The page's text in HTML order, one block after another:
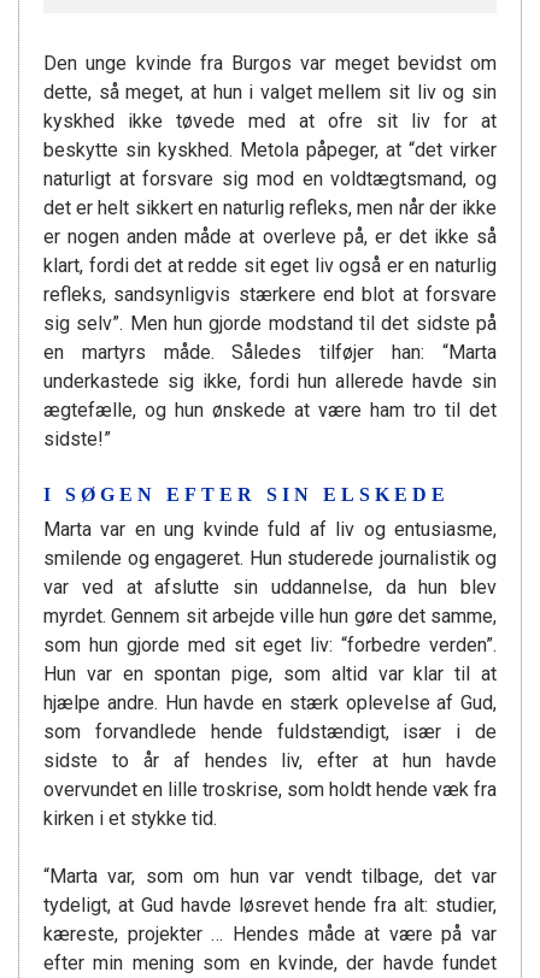
Den unge kvinde fra Burgos var meget bevidst om
dette, så meget, at hun i valget mellem sit liv og sin
kyskhed ikke tøvede med at ofre sit liv for at
beskytte sin kyskhed. Metola påpeger, at “det virker
naturligt at forsvare sig mod en voldtægtsmand, og
det er helt sikkert en naturlig refleks, men når der ikke
er nogen anden måde at overleve på, er det ikke så
klart, fordi det at redde sit eget liv også er en naturlig
refleks, sandsynligvis stærkere end blot at forsvare
sig selv”. Men hun gjorde modstand til det sidste på
en martyrs måde. Således tilføjer han: “Marta
underkastede sig ikke, fordi hun allerede havde sin
ægtefælle, og hun ønskede at være ham tro til det
sidste!”
I SØGEN EFTER SIN ELSKEDE
Marta var en ung kvinde fuld af liv og entusiasme,
smilende og engageret. Hun studerede journalistik og
var ved at afslutte sin uddannelse, da hun blev
myrdet. Gennem sit arbejde ville hun gøre det samme,
som hun gjorde med sit eget liv: “forbedre verden”.
Hun var en spontan pige, som altid var klar til at
hjælpe andre. Hun havde en stærk oplevelse af Gud,
som forvandlede hende fuldstændigt, især i de
sidste to år af hendes liv, efter at hun havde
overvundet en lille troskrise, som holdt hende væk fra
kirken i et stykke tid.
“Marta var, som om hun var vendt tilbage, det var
tydeligt, at Gud havde løsrevet hende fra alt: studier,
kæreste, projekter … Hendes måde at være på var
efter min mening som en kvinde, der havde fundet